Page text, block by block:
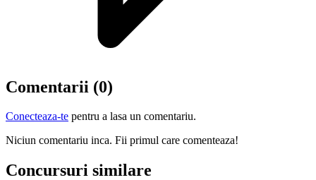
Comentarii (0)
Conecteaza-te pentru a lasa un comentariu.
Niciun comentariu inca. Fii primul care comenteaza!
Concursuri similare